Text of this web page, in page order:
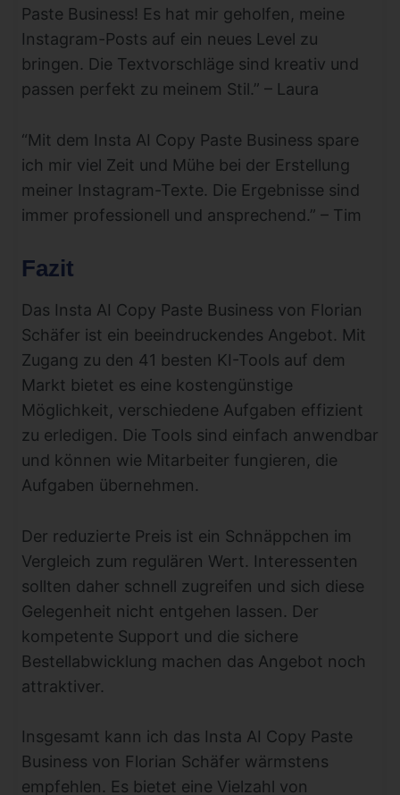
Paste Business! Es hat mir geholfen, meine
Instagram-Posts auf ein neues Level zu
bringen. Die Textvorschläge sind kreativ und
passen perfekt zu meinem Stil.” – Laura
“Mit dem Insta AI Copy Paste Business spare
ich mir viel Zeit und Mühe bei der Erstellung
meiner Instagram-Texte. Die Ergebnisse sind
immer professionell und ansprechend.” – Tim
Fazit
Das Insta AI Copy Paste Business von Florian
Schäfer ist ein beeindruckendes Angebot. Mit
Zugang zu den 41 besten KI-Tools auf dem
Markt bietet es eine kostengünstige
Möglichkeit, verschiedene Aufgaben effizient
zu erledigen. Die Tools sind einfach anwendbar
und können wie Mitarbeiter fungieren, die
Aufgaben übernehmen.
Der reduzierte Preis ist ein Schnäppchen im
Vergleich zum regulären Wert. Interessenten
sollten daher schnell zugreifen und sich diese
Gelegenheit nicht entgehen lassen. Der
kompetente Support und die sichere
Bestellabwicklung machen das Angebot noch
attraktiver.
Insgesamt kann ich das Insta AI Copy Paste
Business von Florian Schäfer wärmstens
empfehlen. Es bietet eine Vielzahl von